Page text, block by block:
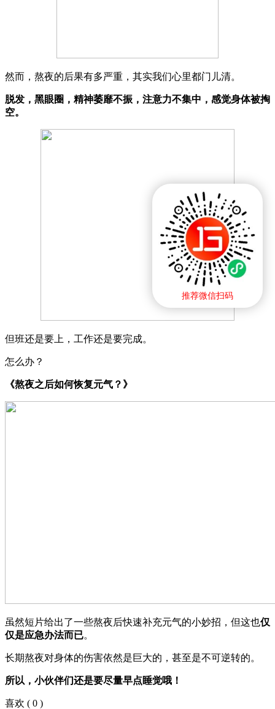
推荐微信扫码
然而，熬夜的后果有多严重，其实我们心里都门儿清。
脱发，黑眼圈，精神萎靡不振，注意力不集中，感觉身体被掏
空。
但班还是要上，工作还是要完成。
怎么办？
《熬夜之后如何恢复元气？》
虽然短片给出了一些熬夜后快速补充元气的小妙招，但这也仅
仅是应急办法而已。
长期熬夜对身体的伤害依然是巨大的，甚至是不可逆转的。
所以，小伙伴们还是要尽量早点睡觉哦！
喜欢 ( 0 )